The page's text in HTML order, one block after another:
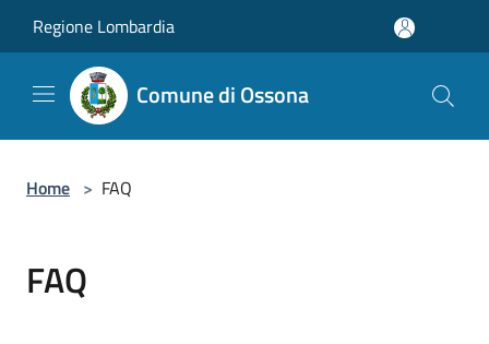
Regione Lombardia
Comune di Ossona
Home > FAQ
FAQ